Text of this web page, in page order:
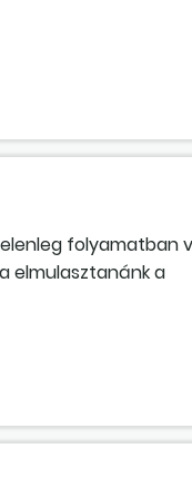
folyamatban
elmulasztanánk a